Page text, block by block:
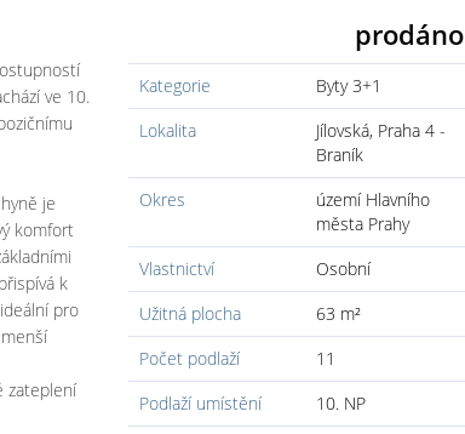
ve 10.
je
komfort
k
pro
zateplení
prodáno
Kategorie
Byty 3+1
Lokalita
Jílovská, Praha 4 -
Braník
Okres
území Hlavního
města Prahy
Vlastnictví
Osobní
Užitná plocha
63 m²
Počet podlaží
11
Podlaží umístění
10. NP